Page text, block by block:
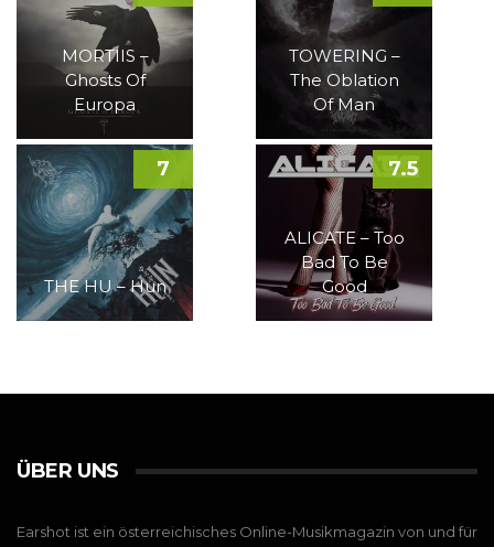
MORTIIS –
Ghosts Of
Europa
TOWERING –
The Oblation
Of Man
THE HU – Hun
7
ALICATE – Too
Bad To Be
Good
7.5
ÜBER UNS
Earshot ist ein österreichisches Online-Musikmagazin von und für